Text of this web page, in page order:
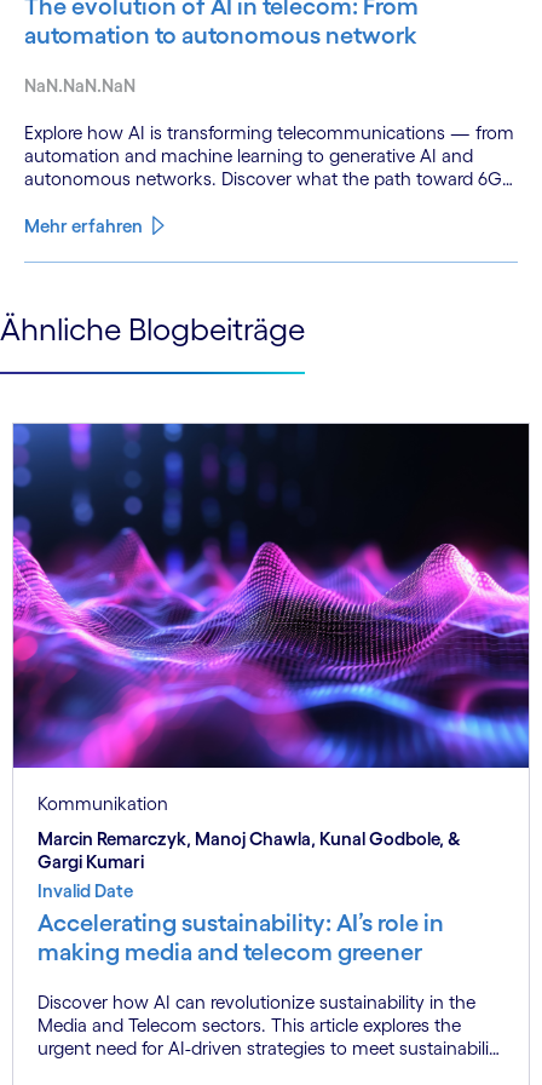
The evolution of AI in telecom: From
automation to autonomous network
NaN.NaN.NaN
Explore how AI is transforming telecommunications — from
automation and machine learning to generative AI and
autonomous networks. Discover what the path toward 6G
Mehr erfahren
See more See less
Ähnliche Blogbeiträge
Kommunikation
Marcin Remarczyk, Manoj Chawla, Kunal Godbole, &
Gargi Kumari
Invalid Date
Accelerating sustainability: AI’s role in
making media and telecom greener
Discover how AI can revolutionize sustainability in the
Media and Telecom sectors. This article explores the
urgent need for AI-driven strategies to meet sustainability